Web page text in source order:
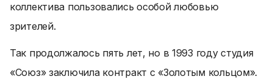
коллектива пользовались особой любовью
зрителей.
Так продолжалось пять лет, но в 1993 году студия
«Союз» заключила контракт с «Золотым кольцом».